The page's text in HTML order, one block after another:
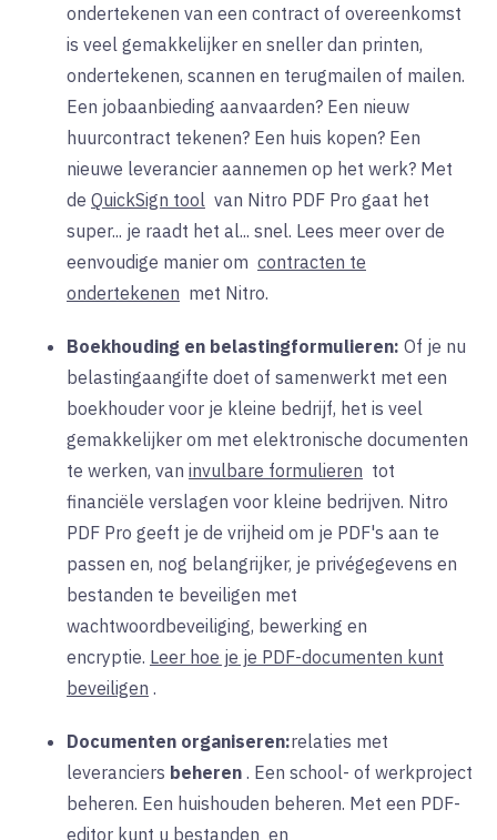
ondertekenen van een contract of overeenkomst
is veel gemakkelijker en sneller dan printen,
ondertekenen, scannen en terugmailen of mailen.
Een jobaanbieding aanvaarden? Een nieuw
huurcontract tekenen? Een huis kopen? Een
nieuwe leverancier aannemen op het werk? Met
de QuickSign tool van Nitro PDF Pro gaat het
super... je raadt het al... snel. Lees meer over de
eenvoudige manier om contracten te
ondertekenen met Nitro.
Boekhouding en belastingformulieren: Of je nu
belastingaangifte doet of samenwerkt met een
boekhouder voor je kleine bedrijf, het is veel
gemakkelijker om met elektronische documenten
te werken, van invulbare formulieren tot
financiële verslagen voor kleine bedrijven. Nitro
PDF Pro geeft je de vrijheid om je PDF's aan te
passen en, nog belangrijker, je privégegevens en
bestanden te beveiligen met
wachtwoordbeveiliging, bewerking en
encryptie. Leer hoe je je PDF-documenten kunt
beveiligen .
Documenten organiseren:relaties met
leveranciers beheren . Een school- of werkproject
beheren. Een huishouden beheren. Met een PDF-
editor kunt u bestanden en